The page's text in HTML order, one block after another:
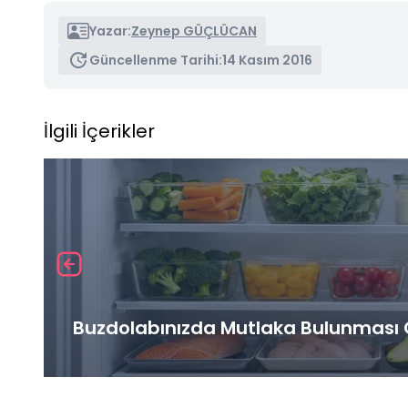
Yazar:Zeynep GÜÇLÜCAN
Güncellenme Tarihi:14 Kasım 2016
İlgili İçerikler
Buzdolabınızda Mutlaka Bulunması